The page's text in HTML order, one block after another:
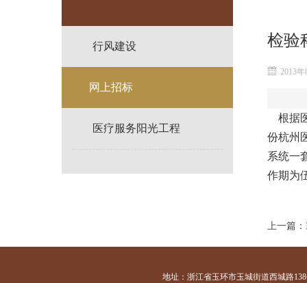
行风建设
网上招标
医疗服务阳光工程
检验
2013
根据
份杭州
系统一
作期为
上一篇：
地址：浙江省玉环市玉城街道西城路